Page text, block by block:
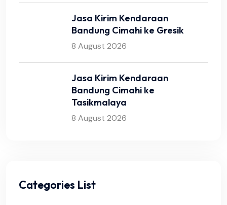
Jasa Kirim Kendaraan
Bandung Cimahi ke Gresik
8 August 2026
Jasa Kirim Kendaraan
Bandung Cimahi ke
Tasikmalaya
8 August 2026
Categories List